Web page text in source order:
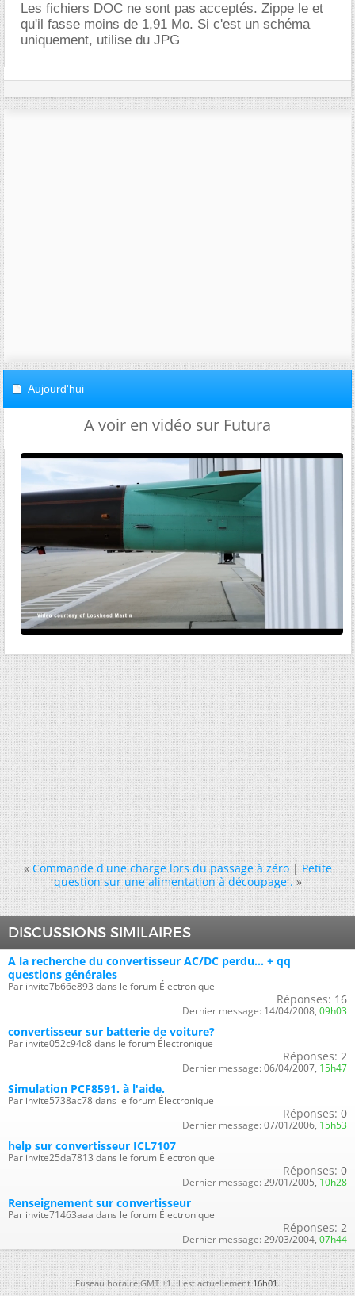
Les fichiers DOC ne sont pas acceptés. Zippe le et
qu'il fasse moins de 1,91 Mo. Si c'est un schéma
uniquement, utilise du JPG
Aujourd'hui
A voir en vidéo sur Futura
« Commande d'une charge lors du passage à zéro|Petite
question sur une alimentation à découpage . »
DISCUSSIONS SIMILAIRES
A la recherche du convertisseur AC/DC perdu... + qq
questions générales
Par invite7b66e893 dans le forum Électronique
Réponses: 16
Dernier message: 14/04/2008, 09h03
convertisseur sur batterie de voiture?
Par invite052c94c8 dans le forum Électronique
Réponses: 2
Dernier message: 06/04/2007, 15h47
Simulation PCF8591. à l'aide.
Par invite5738ac78 dans le forum Électronique
Réponses: 0
Dernier message: 07/01/2006, 15h53
help sur convertisseur ICL7107
Par invite25da7813 dans le forum Électronique
Réponses: 0
Dernier message: 29/01/2005, 10h28
Renseignement sur convertisseur
Par invite71463aaa dans le forum Électronique
Réponses: 2
Dernier message: 29/03/2004, 07h44
Fuseau horaire GMT +1. Il est actuellement16h01.